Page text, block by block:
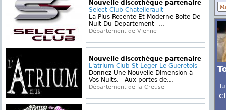
Nouvelle discothèque partenaire
Select Club Chatellerault
La Plus Recente Et Moderne Boite De
Nuit Du Departement -...
Département de Vienne
Nouvelle discothèque partenaire
L'atrium Club St Leger Le Gueretois
Donnez Une Nouvelle Dimension à
Vos Nuits. - Aux portes de...
Département de la Creuse